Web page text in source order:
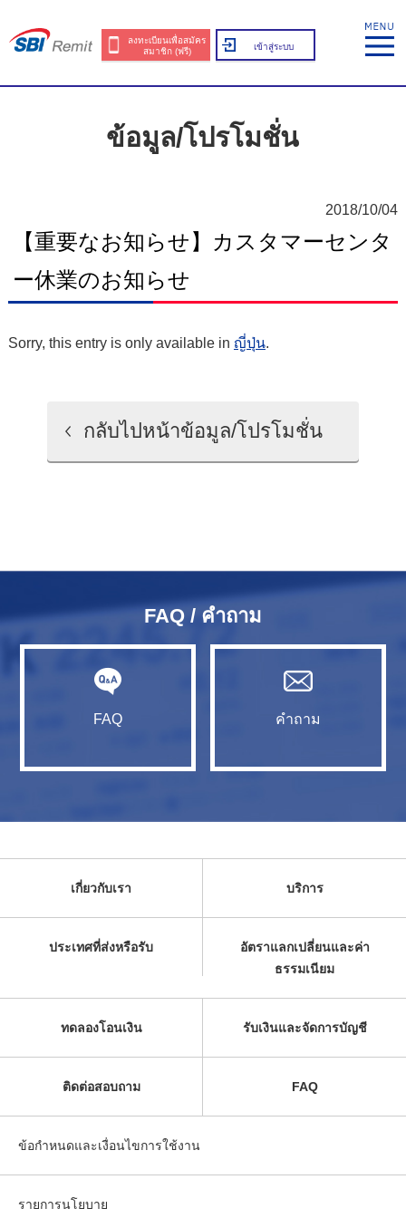
ลงทะเบียนเพื่อสมัคร
สมาชิก (ฟรี)
เข้าสู่ระบบ
ข้อมูล/โปรโมชั่น
2018/10/04
【重要なお知らせ】カスタマーセンタ
ー休業のお知らせ
Sorry, this entry is only available in ญี่ปุ่น.
กลับไปหน้าข้อมูล/โปรโมชั่น
FAQ / คำถาม
FAQ คำถาม
เกี่ยวกับเรา บริการ
ประเทศที่ส่งหรือรับ
อัตราแลกเปลี่ยนและค่า
ธรรมเนียม
ทดลองโอนเงิน รับเงินและจัดการบัญชี
ติดต่อสอบถาม FAQ
ข้อกำหนดและเงื่อนไขการใช้งาน
รายการนโยบาย